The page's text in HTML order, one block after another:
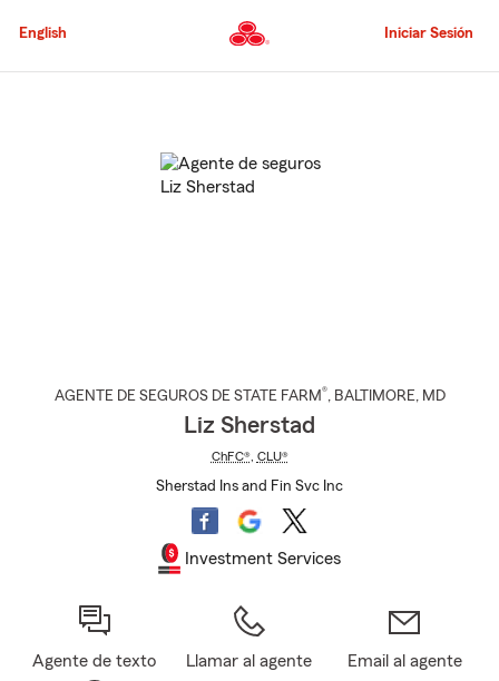
al
principal
English Iniciar Sesión
AGENTE DE SEGUROS DE STATE FARM®, BALTIMORE, MD
Liz Sherstad
ChFC®, CLU®
Sherstad Ins and Fin Svc Inc
Investment Services
Agente de texto Llamar al agente Email al agente